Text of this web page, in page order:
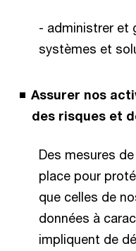
- administrer et
systèmes et
Assurer nos
des risques et
Des mesures
place pour
que celles de
données à
impliquent de